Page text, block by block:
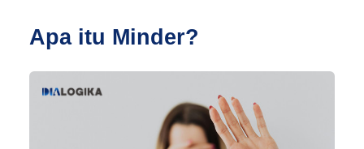
Apa itu Minder?